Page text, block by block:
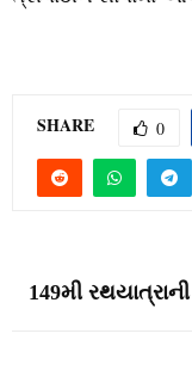
SHARE 0
149મી